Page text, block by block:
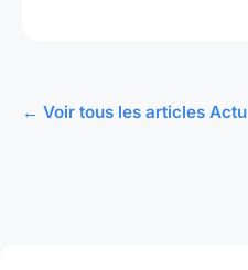
← Voir tous les articles Actu